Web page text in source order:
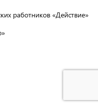
работников «Действие»